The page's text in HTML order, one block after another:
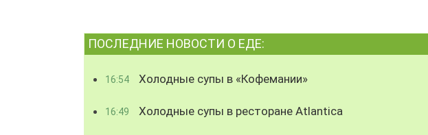
ПОСЛЕДНИЕ НОВОСТИ О ЕДЕ:
16:54 Холодные супы в «Кофемании»
16:49 Холодные супы в ресторане Atlantica